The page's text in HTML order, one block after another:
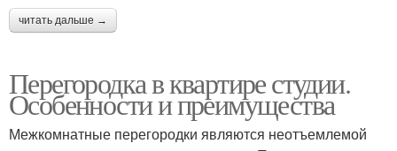
читать дальше →
Перегородка в квартире студии.
Особенности и преимущества
Межкомнатные перегородки являются неотъемлемой